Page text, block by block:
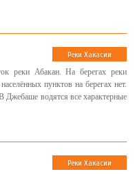
Реки Хакасии
реки Абакан. На берегах реки
пунктов на берегах нет.
водятся все характерные
Реки Хакасии